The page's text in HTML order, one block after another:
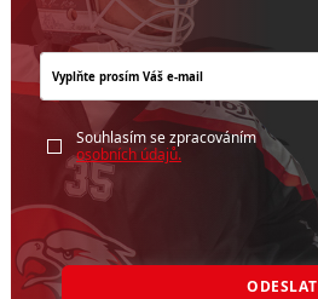
Souhlasím se zpracováním
osobních údajů.
ODESLAT